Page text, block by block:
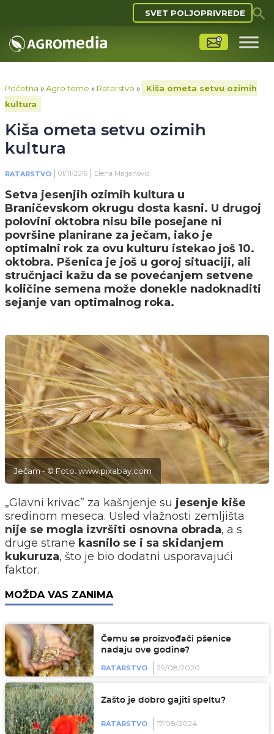
SVET POLJOPRIVREDE
Početna »Agro teme » Ratarstvo »
Kiša ometa setvu ozimih
kultura
Kiša ometa setvu ozimih
kultura
RATARSTVO 01/11/2016 Elena Marjanović
Setva jesenjih ozimih kultura u
Braničevskom okrugu dosta kasni. U drugoj
polovini oktobra nisu bile posejane ni
površine planirane za ječam, iako je
optimalni rok za ovu kulturu istekao još 10.
oktobra. Pšenica je još u goroj situaciji, ali
stručnjaci kažu da se povećanjem setvene
količine semena može donekle nadoknaditi
sejanje van optimalnog roka.
Ječam - © Foto: www.pixabay.com
„Glavni krivac” za kašnjenje su jesenje kiše
sredinom meseca. Usled vlažnosti zemljišta
nije se mogla izvršiti osnovna obrada, a s
druge strane kasnilo se i sa skidanjem
kukuruza, što je bio dodatni usporavajući
faktor.
MOŽDA VAS ZANIMA
Čemu se proizvođači pšenice
nadaju ove godine?
RATARSTVO 29/08/2020
Zašto je dobro gajiti speltu?
RATARSTVO 17/08/2024